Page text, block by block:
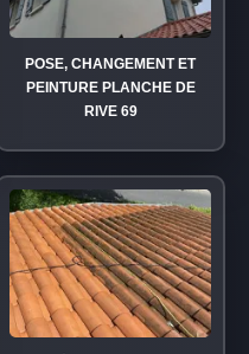
POSE, CHANGEMENT ET
PEINTURE PLANCHE DE
RIVE 69